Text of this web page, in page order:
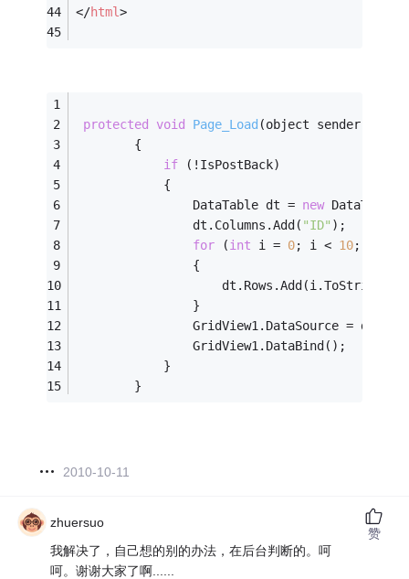
</html>
protected void Page_Load (object sender,
        {
if (!IsPostBack)
            {
                DataTable dt =
new
                dt.Columns.Add(
"ID" );
for (int i = 0; i < 10; i++)
                {
                }
                GridView1.DataSource = dt;
                GridView1.DataBind();
            }
        }
2010-10-11
zhuersuo
我解决了，自己想的别的办法，在后台判断的。呵
呵。谢谢大家了啊......
赞